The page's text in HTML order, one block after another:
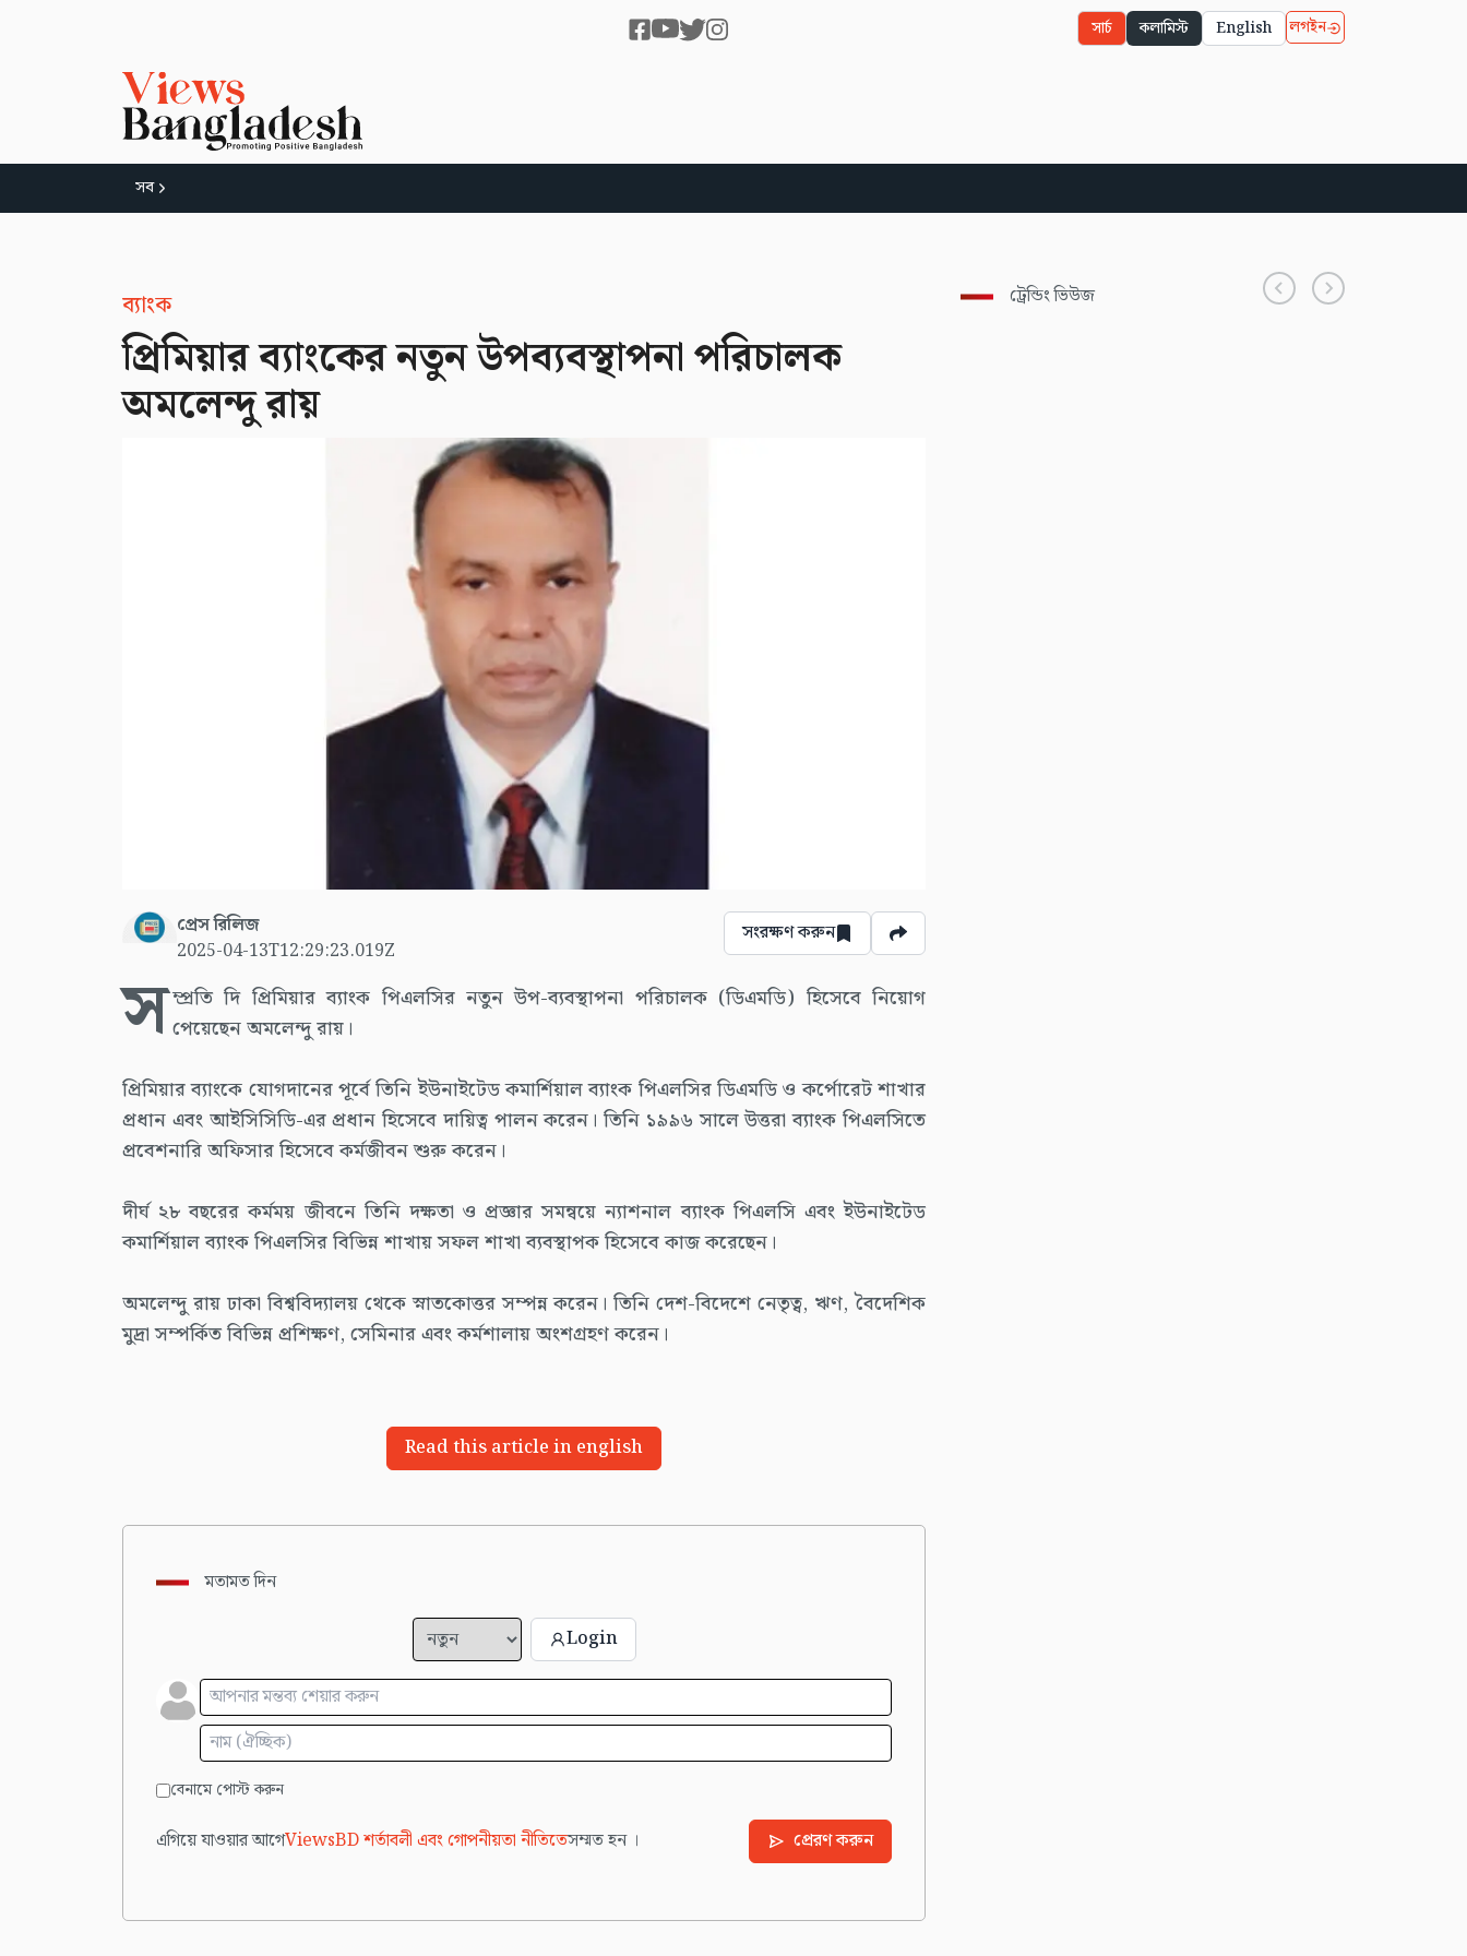
সার্চ কলামিস্ট English লগইন
সব
ব্যাংক
প্রিমিয়ার ব্যাংকের নতুন উপব্যবস্থাপনা পরিচালক
অমলেন্দু রায়
প্রেস রিলিজ
2025-04-13T12:29:23.019Z
সংরক্ষণ করুন
সম্প্রতি দি প্রিমিয়ার ব্যাংক পিএলসির নতুন উপ-ব্যবস্থাপনা পরিচালক (ডিএমডি) হিসেবে নিয়োগ
পেয়েছেন অমলেন্দু রায়।
প্রিমিয়ার ব্যাংকে যোগদানের পূর্বে তিনি ইউনাইটেড কমার্শিয়াল ব্যাংক পিএলসির ডিএমডি ও কর্পোরেট শাখার
প্রধান এবং আইসিসিডি-এর প্রধান হিসেবে দায়িত্ব পালন করেন। তিনি ১৯৯৬ সালে উত্তরা ব্যাংক পিএলসিতে
প্রবেশনারি অফিসার হিসেবে কর্মজীবন শুরু করেন।
দীর্ঘ ২৮ বছরের কর্মময় জীবনে তিনি দক্ষতা ও প্রজ্ঞার সমন্বয়ে ন্যাশনাল ব্যাংক পিএলসি এবং ইউনাইটেড
কমার্শিয়াল ব্যাংক পিএলসির বিভিন্ন শাখায় সফল শাখা ব্যবস্থাপক হিসেবে কাজ করেছেন।
অমলেন্দু রায় ঢাকা বিশ্ববিদ্যালয় থেকে স্নাতকোত্তর সম্পন্ন করেন। তিনি দেশ-বিদেশে নেতৃত্ব, ঋণ, বৈদেশিক
মুদ্রা সম্পর্কিত বিভিন্ন প্রশিক্ষণ, সেমিনার এবং কর্মশালায় অংশগ্রহণ করেন।
Read this article in english
মতামত দিন
Login
বেনামে পোস্ট করুন
এগিয়ে যাওয়ার আগেViewsBD শর্তাবলী এবং গোপনীয়তা নীতিতেসম্মত হন । প্রেরণ করুন
ট্রেন্ডিং ভিউজ